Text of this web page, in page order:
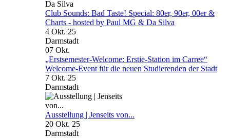
Club Sounds: Bad Taste! Special: 80er, 90er, 00er &
Charts - hosted by Paul MG & Da Silva
4 Okt. 25
Darmstadt
07 Okt.
„Erstsemester-Welcome: Erstie-Station im Carree“
Welcome-Event für die neuen Studierenden der Stadt
7 Okt. 25
Darmstadt
Ausstellung | Jenseits von...
20 Okt. 25
Darmstadt